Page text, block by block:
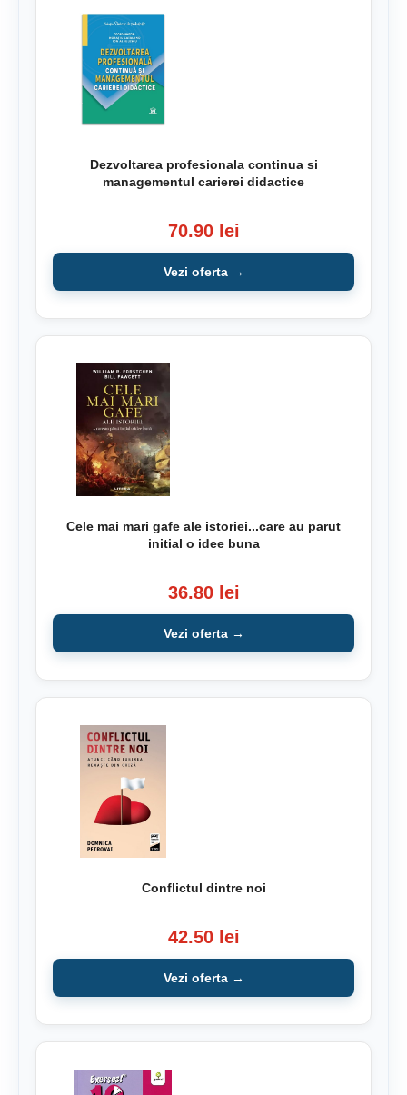
Dezvoltarea profesionala continua si
managementul carierei didactice
70.90 lei
Vezi oferta →
Cele mai mari gafe ale istoriei...care au parut
initial o idee buna
36.80 lei
Vezi oferta →
Conflictul dintre noi
42.50 lei
Vezi oferta →